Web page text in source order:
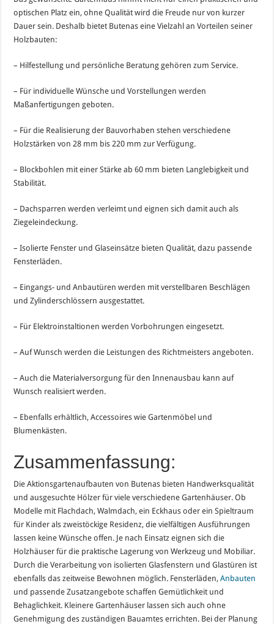
optischen Platz ein, ohne Qualität wird die Freude nur von kurzer
Dauer sein. Deshalb bietet Butenas eine Vielzahl an Vorteilen seiner
Holzbauten:
– Hilfestellung und persönliche Beratung gehören zum Service.
– Für individuelle Wünsche und Vorstellungen werden
Maßanfertigungen geboten.
– Für die Realisierung der Bauvorhaben stehen verschiedene
Holzstärken von 28 mm bis 220 mm zur Verfügung.
– Blockbohlen mit einer Stärke ab 60 mm bieten Langlebigkeit und
Stabilität.
– Dachsparren werden verleimt und eignen sich damit auch als
Ziegeleindeckung.
– Isolierte Fenster und Glaseinsätze bieten Qualität, dazu passende
Fensterläden.
– Eingangs- und Anbautüren werden mit verstellbaren Beschlägen
und Zylinderschlössern ausgestattet.
– Für Elektroinstaltionen werden Vorbohrungen eingesetzt.
– Auf Wunsch werden die Leistungen des Richtmeisters angeboten.
– Auch die Materialversorgung für den Innenausbau kann auf
Wunsch realisiert werden.
– Ebenfalls erhältlich, Accessoires wie Gartenmöbel und
Blumenkästen.
Zusammenfassung:
Die Aktionsgartenaufbauten von Butenas bieten Handwerksqualität
und ausgesuchte Hölzer für viele verschiedene Gartenhäuser. Ob
Modelle mit Flachdach, Walmdach, ein Eckhaus oder ein Spieltraum
für Kinder als zweistöckige Residenz, die vielfältigen Ausführungen
lassen keine Wünsche offen. Je nach Einsatz eignen sich die
Holzhäuser für die praktische Lagerung von Werkzeug und Mobiliar.
Durch die Verarbeitung von isolierten Glasfenstern und Glastüren ist
ebenfalls das zeitweise Bewohnen möglich. Fensterläden,Anbauten
und passende Zusatzangebote schaffen Gemütlichkeit und
Behaglichkeit. Kleinere Gartenhäuser lassen sich auch ohne
Genehmigung des zuständigen Bauamtes errichten. Bei der Planung